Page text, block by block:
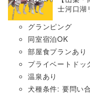
士河口湖
グランピング
同室宿泊OK
部屋食プランあり
プライベートドッ
温泉あり
犬種条件: 要問い